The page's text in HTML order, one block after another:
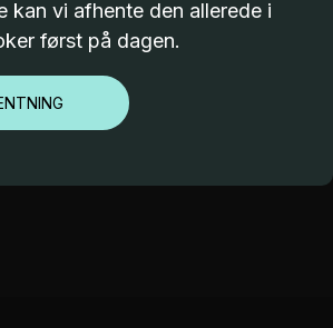
kan vi afhente den allerede i
først på dagen.